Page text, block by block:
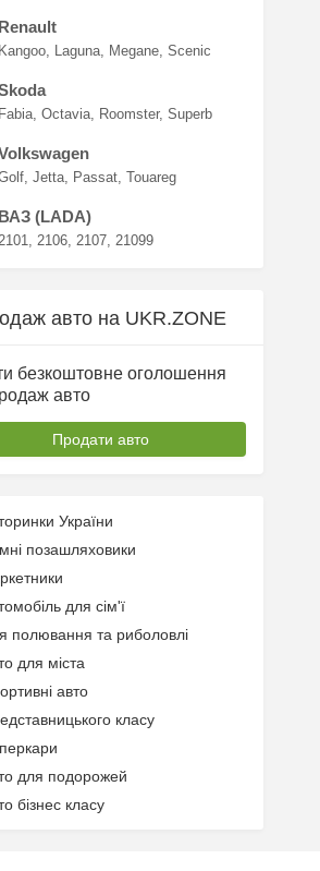
Renault
Kangoo Laguna Megane Scenic
Fabia Octavia Roomster Superb
Jetta Passat Touareg
ВАЗ (LADA)
2106 2107 21099
авто на UKR.ZONE
безкоштовне оголошення
авто
Продати авто
України
позашляховики
для сім'ї
полювання та риболовлі
для міста
авто
класу
для подорожей
бізнес класу